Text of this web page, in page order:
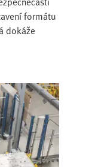
formátu
dokáže